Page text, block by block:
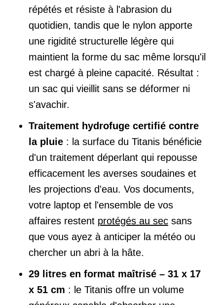
répétés et résiste à l'abrasion du
quotidien, tandis que le nylon apporte
une rigidité structurelle légère qui
maintient la forme du sac même lorsqu'il
est chargé à pleine capacité. Résultat :
un sac qui vieillit sans se déformer ni
s'avachir.
Traitement hydrofuge certifié contre
la pluie : la surface du Titanis bénéficie
d'un traitement déperlant qui repousse
efficacement les averses soudaines et
les projections d'eau. Vos documents,
votre laptop et l'ensemble de vos
affaires restent protégés au sec sans
que vous ayez à anticiper la météo ou
chercher un abri à la hâte.
29 litres en format maîtrisé – 31 x 17
x 51 cm : le Titanis offre un volume